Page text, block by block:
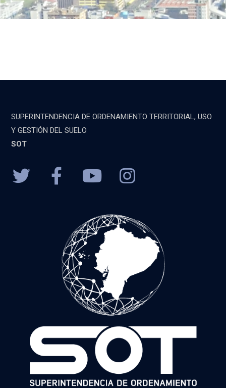
SUPERINTENDENCIA DE ORDENAMIENTO TERRITORIAL, USO
Y GESTIÓN DEL SUELO
SOT